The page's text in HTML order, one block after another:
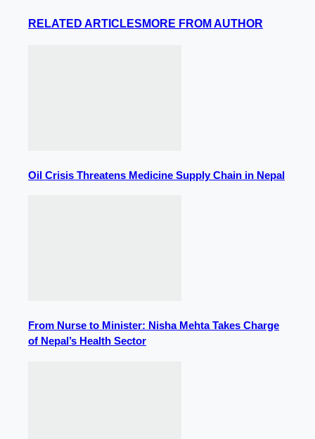
RELATED ARTICLES MORE FROM AUTHOR
Oil Crisis Threatens Medicine Supply Chain in Nepal
From Nurse to Minister: Nisha Mehta Takes Charge
of Nepal’s Health Sector